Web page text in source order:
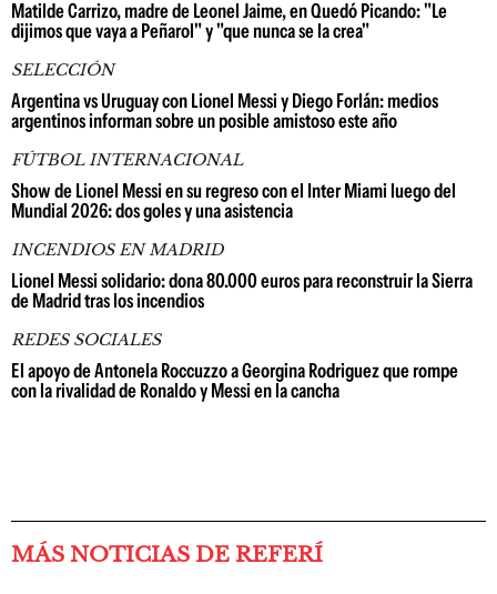
Matilde Carrizo, madre de Leonel Jaime, en Quedó Picando: "Le
dijimos que vaya a Peñarol" y "que nunca se la crea"
SELECCIÓN
Argentina vs Uruguay con Lionel Messi y Diego Forlán: medios
argentinos informan sobre un posible amistoso este año
FÚTBOL INTERNACIONAL
Show de Lionel Messi en su regreso con el Inter Miami luego del
Mundial 2026: dos goles y una asistencia
INCENDIOS EN MADRID
Lionel Messi solidario: dona 80.000 euros para reconstruir la Sierra
de Madrid tras los incendios
REDES SOCIALES
El apoyo de Antonela Roccuzzo a Georgina Rodriguez que rompe
con la rivalidad de Ronaldo y Messi en la cancha
MÁS NOTICIAS DE REFERÍ